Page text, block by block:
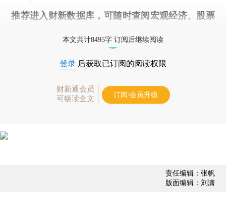
推荐进入 财新数据库 ，可随时查阅宏观经济、股票
本文共计8495字 订阅后继续阅读
登录 后获取已订阅的阅读权限
财新通会员
可畅读全文
订阅/会员升级
责任编辑：张帆
版面编辑：刘潇